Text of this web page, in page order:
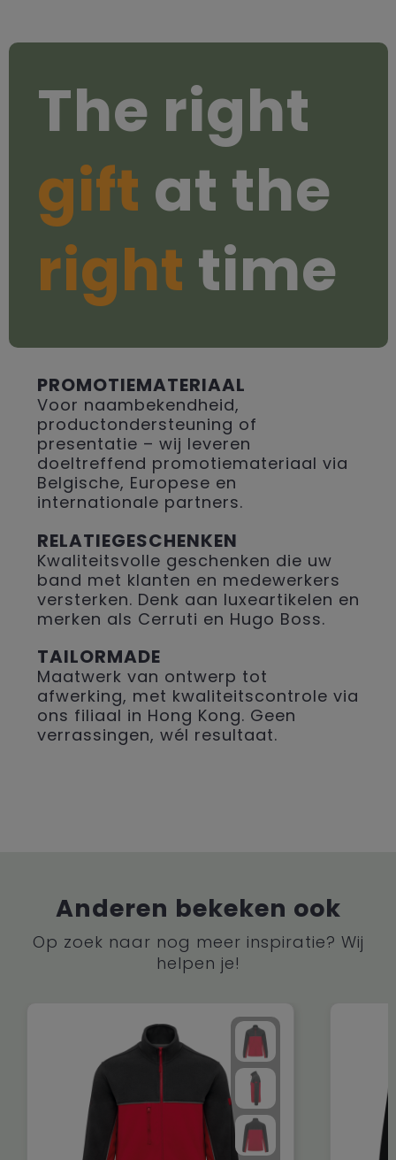
The right
gift at the
right time
PROMOTIEMATERIAAL
Voor naambekendheid,
productondersteuning of
presentatie – wij leveren
doeltreffend promotiemateriaal via
Belgische, Europese en
internationale partners.
RELATIEGESCHENKEN
Kwaliteitsvolle geschenken die uw
band met klanten en medewerkers
versterken. Denk aan luxeartikelen en
merken als Cerruti en Hugo Boss.
TAILORMADE
Maatwerk van ontwerp tot
afwerking, met kwaliteitscontrole via
ons filiaal in Hong Kong. Geen
verrassingen, wél resultaat.
Anderen bekeken ook
Op zoek naar nog meer inspiratie? Wij
helpen je!